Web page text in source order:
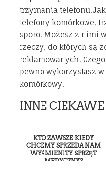
trzymania
telefony komórkowe,
sporo. Możesz z nimi
rzeczy, do których są
reklamowanych.
pewno wykorzystasz
komórkowy.
INNE
KTO ZAWSZE KIEDY
CHCEMY SPRZEDA NAM
WYŚMIENITY SPRZĘT
MEDYCZNY?